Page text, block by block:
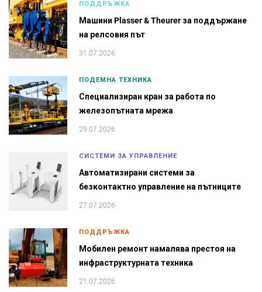
ПОДДРЪЖКА
Машини Plasser & Theurer за поддържане
на релсовия път
31.07.2026
ПОДЕМНА ТЕХНИКА
Специализиран кран за работа по
железопътната мрежа
29.07.2026
СИСТЕМИ ЗА УПРАВЛЕНИЕ
Автоматизирани системи за
безконтактно управление на пътниците
27.07.2026
ПОДДРЪЖКА
Мобилен ремонт намалява престоя на
инфраструктурната техника
21.07.2026